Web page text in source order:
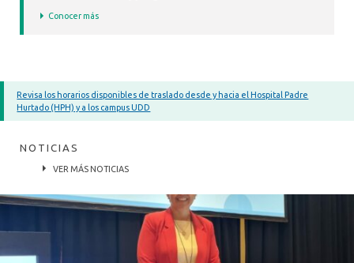
Conocer más
Revisa los horarios disponibles de traslado desde y hacia el Hospital Padre
Hurtado (HPH) y a los campus UDD
NOTICIAS
VER MÁS NOTICIAS